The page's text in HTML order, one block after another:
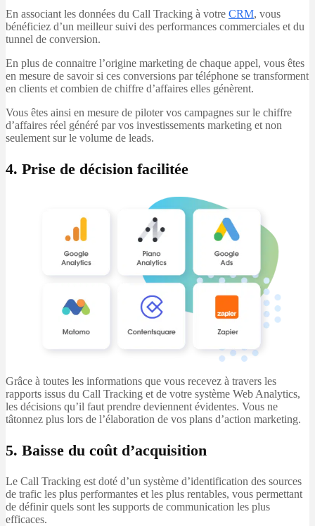
En associant les données du Call Tracking à votre CRM, vous
bénéficiez d’un meilleur suivi des performances commerciales et du
tunnel de conversion.
En plus de connaitre l’origine marketing de chaque appel, vous êtes
en mesure de savoir si ces conversions par téléphone se transforment
en clients et combien de chiffre d’affaires elles génèrent.
Vous êtes ainsi en mesure de piloter vos campagnes sur le chiffre
d’affaires réel généré par vos investissements marketing et non
seulement sur le volume de leads.
4. Prise de décision facilitée
Grâce à toutes les informations que vous recevez à travers les
rapports issus du Call Tracking et de votre système Web Analytics,
les décisions qu’il faut prendre deviennent évidentes. Vous ne
tâtonnez plus lors de l’élaboration de vos plans d’action marketing.
5. Baisse du coût d’acquisition
Le Call Tracking est doté d’un système d’identification des sources
de trafic les plus performantes et les plus rentables, vous permettant
de définir quels sont les supports de communication les plus
efficaces.